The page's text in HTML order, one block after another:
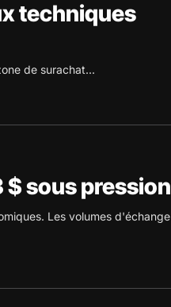
techniques
de surachat...
$ sous pression
Les volumes d'échange